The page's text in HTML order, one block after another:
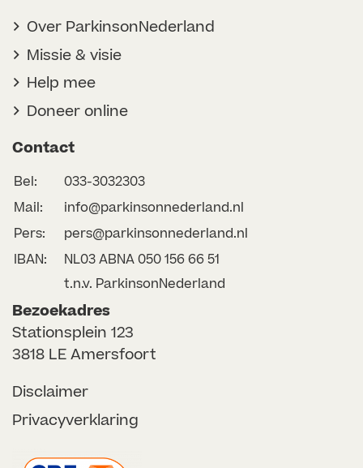
Over ParkinsonNederland
Missie & visie
Help mee
Doneer online
Contact
Bel:
033-3032303
Mail:
info@parkinsonnederland.nl
Pers:
pers@parkinsonnederland.nl
IBAN:
NL03 ABNA 050 156 66 51
t.n.v. ParkinsonNederland
Bezoekadres
Stationsplein 123
3818 LE Amersfoort
Disclaimer
Privacyverklaring